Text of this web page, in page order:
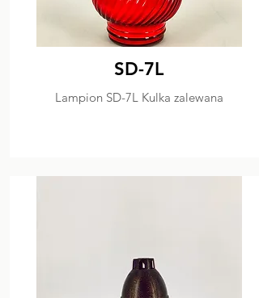
SD-7L
Lampion SD-7L Kulka zalewana